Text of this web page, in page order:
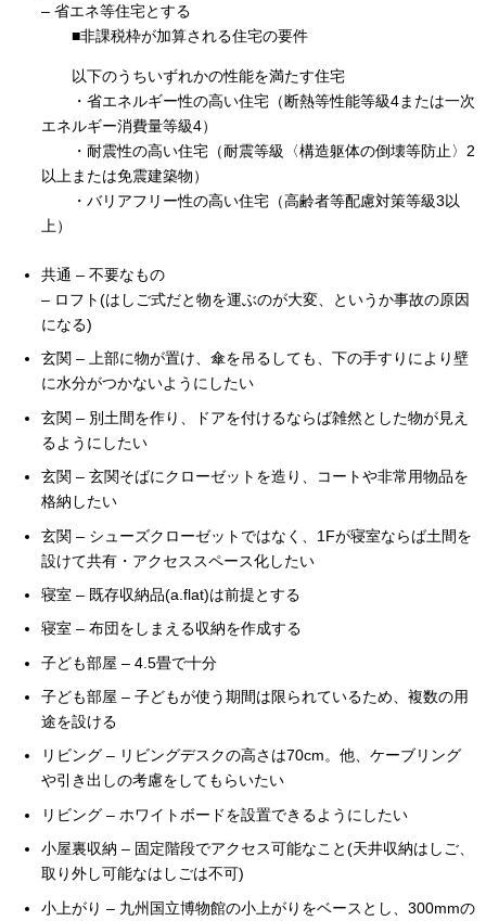
– 省エネ等住宅とする
■非課税枠が加算される住宅の要件
以下のうちいずれかの性能を満たす住宅
・省エネルギー性の高い住宅（断熱等性能等級4または一次
エネルギー消費量等級4）
・耐震性の高い住宅（耐震等級〈構造躯体の倒壊等防止〉2
以上または免震建築物）
・バリアフリー性の高い住宅（高齢者等配慮対策等級3以
上）
共通 – 不要なもの
– ロフト(はしご式だと物を運ぶのが大変、というか事故の原因
になる)
玄関 – 上部に物が置け、傘を吊るしても、下の手すりにより壁
に水分がつかないようにしたい
玄関 – 別土間を作り、ドアを付けるならば雑然とした物が見え
るようにしたい
玄関 – 玄関そばにクローゼットを造り、コートや非常用物品を
格納したい
玄関 – シューズクローゼットではなく、1Fが寝室ならば土間を
設けて共有・アクセススペース化したい
寝室 – 既存収納品(a.flat)は前提とする
寝室 – 布団をしまえる収納を作成する
子ども部屋 – 4.5畳で十分
子ども部屋 – 子どもが使う期間は限られているため、複数の用
途を設ける
リビング – リビングデスクの高さは70cm。他、ケーブリング
や引き出しの考慮をしてもらいたい
リビング – ホワイトボードを設置できるようにしたい
小屋裏収納 – 固定階段でアクセス可能なこと(天井収納はしご、
取り外し可能なはしごは不可)
小上がり – 九州国立博物館の小上がりをベースとし、300mmの